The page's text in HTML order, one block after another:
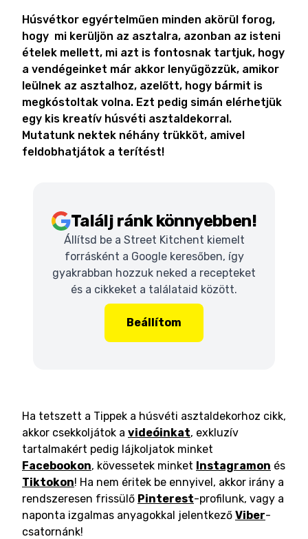
Húsvétkor egyértelműen minden akörül forog,
hogy mi kerüljön az asztalra, azonban az isteni
ételek mellett, mi azt is fontosnak tartjuk, hogy
a vendégeinket már akkor lenyűgözzük, amikor
leülnek az asztalhoz, azelőtt, hogy bármit is
megkóstoltak volna. Ezt pedig simán elérhetjük
egy kis kreatív húsvéti asztaldekorral.
Mutatunk nektek néhány trükköt, amivel
feldobhatjátok a terítést!
Találj ránk könnyebben!
Állítsd be a Street Kitchent kiemelt
forrásként a Google keresőben, így
gyakrabban hozzuk neked a recepteket
és a cikkeket a találataid között.
Beállítom
Ha tetszett a Tippek a húsvéti asztaldekorhoz cikk,
akkor csekkoljátok a videóinkat, exkluzív
tartalmakért pedig lájkoljatok minket
Facebookon, kövessetek minket Instagramon és
Tiktokon! Ha nem éritek be ennyivel, akkor irány a
rendszeresen frissülő Pinterest-profilunk, vagy a
naponta izgalmas anyagokkal jelentkező Viber-
csatornánk!